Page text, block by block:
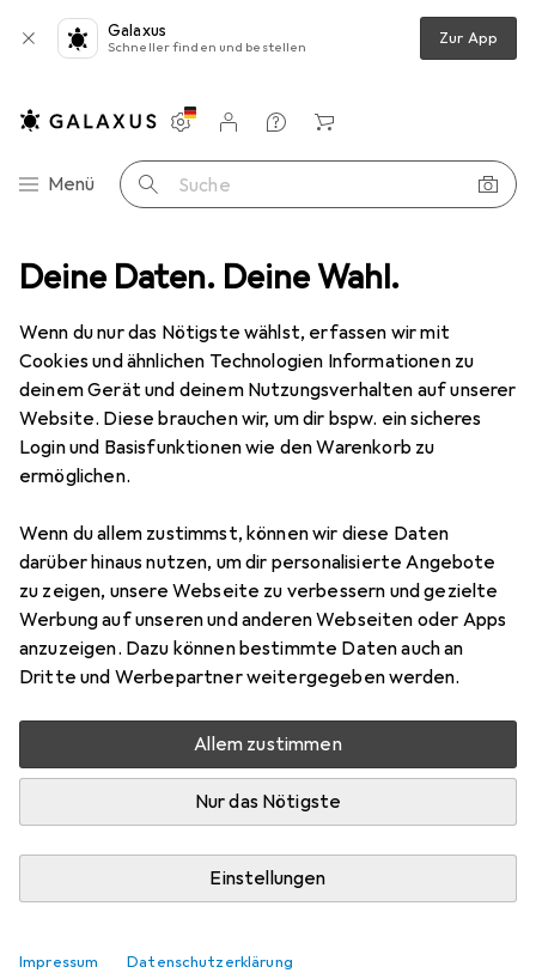
Deine Daten. Deine Wahl.
Wenn du nur das Nötigste wählst, erfassen wir mit
Cookies und ähnlichen Technologien Informationen zu
deinem Gerät und deinem Nutzungsverhalten auf unserer
Website. Diese brauchen wir, um dir bspw. ein sicheres
Login und Basisfunktionen wie den Warenkorb zu
ermöglichen.
Wenn du allem zustimmst, können wir diese Daten
darüber hinaus nutzen, um dir personalisierte Angebote
zu zeigen, unsere Webseite zu verbessern und gezielte
Werbung auf unseren und anderen Webseiten oder Apps
anzuzeigen. Dazu können bestimmte Daten auch an
Dritte und Werbepartner weitergegeben werden.
Allem zustimmen
Nur das Nötigste
Einstellungen
Impressum Datenschutzerklärung
Galaxus
Schneller finden und bestellen Zur App
Navigation nach Kategorien
Menü Suche
Einstellungen
Kundenkonto
Vergleichslisten
Merklisten
Warenkorb
Kochgeschirr Kochbesteck de Buyer Kuchenspachtel
3 Bilder
de BuyerKuchenspachtel
EUR
39,82
EUR
2,03
Angebot für
Bewertungen
Zwischen Do, 13.8. und Fr, 14.8. geliefert
Nur 2 Stück an Lager beim Drittanbieter